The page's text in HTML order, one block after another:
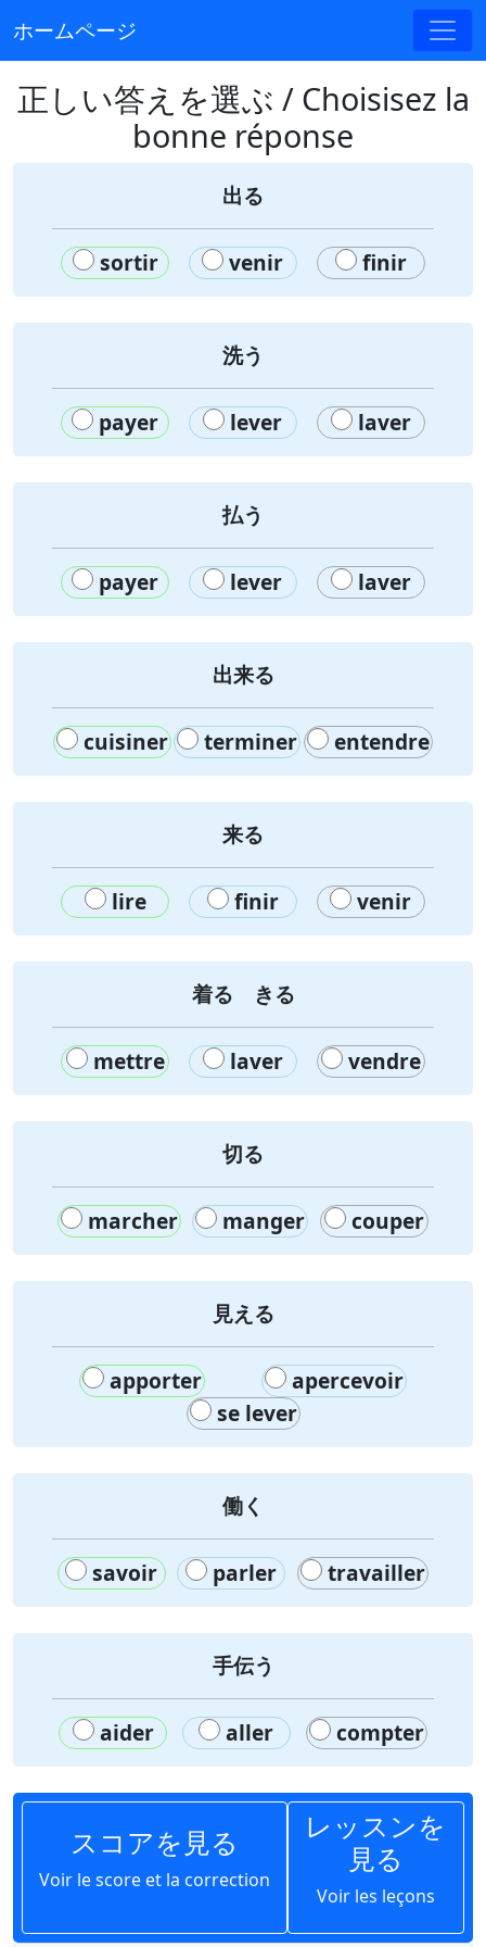
ホームページ
正しい答えを選ぶ / Choisisez la
bonne réponse
出る
sortir venir finir
洗う
payer lever laver
払う
payer lever laver
出来る
cuisiner terminer entendre
来る
lire finir venir
着る きる
mettre laver vendre
切る
marcher manger couper
見える
apporter
apercevoir
se lever
働く
savoir parler travailler
手伝う
aider aller compter
スコアを見る
Voir le score et la correction
レッスンを
見る
Voir les leçons